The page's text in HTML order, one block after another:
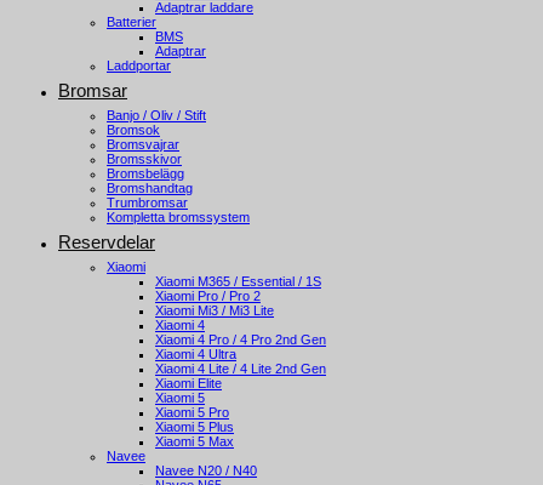
Adaptrar laddare
Batterier
BMS
Adaptrar
Laddportar
Bromsar
Banjo / Oliv / Stift
Bromsok
Bromsvajrar
Bromsskivor
Bromsbelägg
Bromshandtag
Trumbromsar
Kompletta bromssystem
Reservdelar
Xiaomi
Xiaomi M365 / Essential / 1S
Xiaomi Pro / Pro 2
Xiaomi Mi3 / Mi3 Lite
Xiaomi 4
Xiaomi 4 Pro / 4 Pro 2nd Gen
Xiaomi 4 Ultra
Xiaomi 4 Lite / 4 Lite 2nd Gen
Xiaomi Elite
Xiaomi 5
Xiaomi 5 Pro
Xiaomi 5 Plus
Xiaomi 5 Max
Navee
Navee N20 / N40